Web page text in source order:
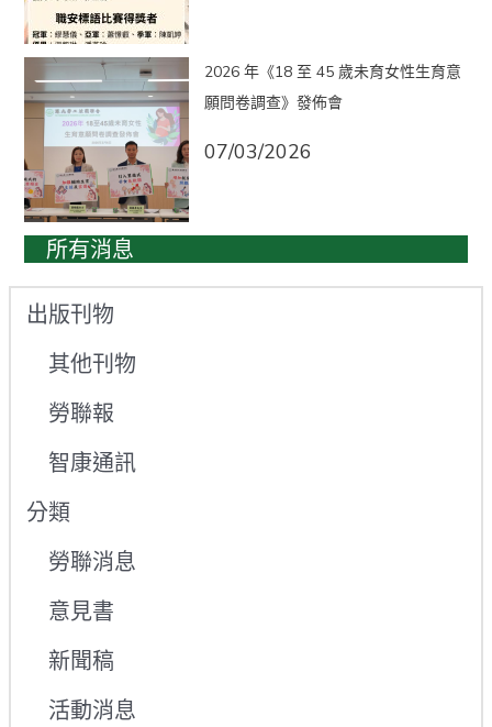
2026 年《18 至 45 歲未育女性生育意
願問卷調查》發佈會
07/03/2026
所有消息
出版刊物
其他刊物
勞聯報
智康通訊
分類
勞聯消息
意見書
新聞稿
活動消息